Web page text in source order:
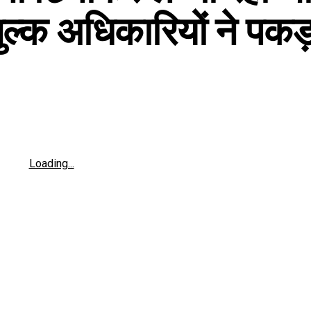
अधिकारियों ने
Loading...